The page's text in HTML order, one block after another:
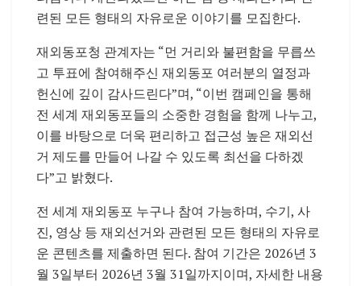
련된 모든 형태의 자유로운 이야기를 모집한다.
재외동포청 관계자는 “먼 거리와 불편함을 무릅쓰
고 투표에 참여해주신 재외동포 여러분의 열정과
헌신에 깊이 감사드린다”며, “이번 캠페인을 통해
전 세계 재외동포들의 소중한 경험을 함께 나누고,
이를 바탕으로 더욱 편리하고 접근성 높은 재외선
거 제도를 만들어 나갈 수 있도록 최선을 다하겠
다”고 밝혔다.
전 세계 재외동포 누구나 참여 가능하며, 수기, 사
진, 영상 등 재외선거와 관련된 모든 형태의 자유로
운 콘텐츠를 제출하면 된다. 참여 기간은 2026년 3
월 3일부터 2026년 3월 31일까지이며, 자세한 내용